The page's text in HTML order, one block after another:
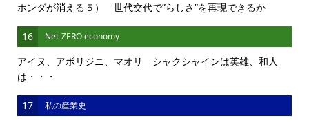
ホンダが消える５） 世代交代で”らしさ”を再現できるか
16 Net-ZERO economy
アイヌ、アボリジニ、マオリ シャクシャインは英雄、和人
は・・・
17 私の産業史